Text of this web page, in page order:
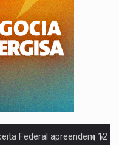
do CV são presos com armas e drogas após